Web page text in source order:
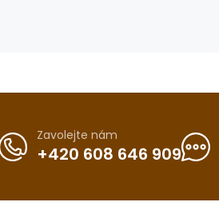
Zavolejte nám
+420 608 646 909